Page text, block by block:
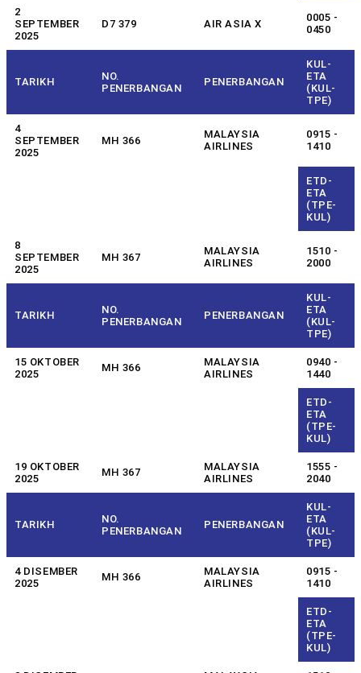
2
SEPTEMBER
2025
D7 379 AIR ASIA X
0005 -
0450
TARIKH
NO.
PENERBANGAN
PENERBANGAN
KUL-
ETA
(KUL-
TPE)
4
SEPTEMBER
2025
MH 366
MALAYSIA
AIRLINES
0915 -
1410
ETD-
ETA
(TPE-
KUL)
8
SEPTEMBER
2025
MH 367
MALAYSIA
AIRLINES
1510 -
2000
TARIKH
NO.
PENERBANGAN
PENERBANGAN
KUL-
ETA
(KUL-
TPE)
15 OKTOBER
2025
MH 366
MALAYSIA
AIRLINES
0940 -
1440
ETD-
ETA
(TPE-
KUL)
19 OKTOBER
2025
MH 367
MALAYSIA
AIRLINES
1555 -
2040
TARIKH
NO.
PENERBANGAN
PENERBANGAN
KUL-
ETA
(KUL-
TPE)
4 DISEMBER
2025
MH 366
MALAYSIA
AIRLINES
0915 -
1410
ETD-
ETA
(TPE-
KUL)